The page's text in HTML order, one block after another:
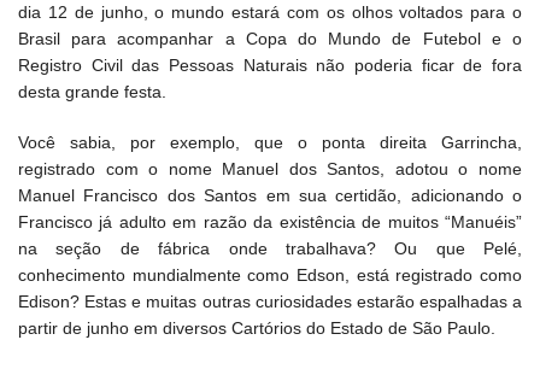
dia 12 de junho, o mundo estará com os olhos voltados para o
Brasil para acompanhar a Copa do Mundo de Futebol e o
Registro Civil das Pessoas Naturais não poderia ficar de fora
desta grande festa.
Você sabia, por exemplo, que o ponta direita Garrincha,
registrado com o nome Manuel dos Santos, adotou o nome
Manuel Francisco dos Santos em sua certidão, adicionando o
Francisco já adulto em razão da existência de muitos “Manuéis”
na seção de fábrica onde trabalhava? Ou que Pelé,
conhecimento mundialmente como Edson, está registrado como
Edison? Estas e muitas outras curiosidades estarão espalhadas a
partir de junho em diversos Cartórios do Estado de São Paulo.